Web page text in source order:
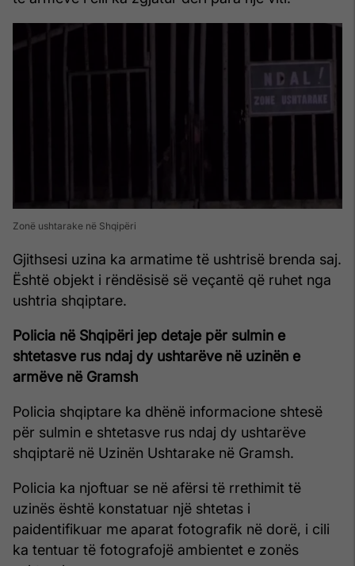
Zonë ushtarake në Shqipëri
Gjithsesi uzina ka armatime të ushtrisë brenda saj.
Është objekt i rëndësisë së veçantë që ruhet nga
ushtria shqiptare.
Policia në Shqipëri jep detaje për sulmin e
shtetasve rus ndaj dy ushtarëve në uzinën e
armëve në Gramsh
Policia shqiptare ka dhënë informacione shtesë
për sulmin e shtetasve rus ndaj dy ushtarëve
shqiptarë në Uzinën Ushtarake në Gramsh.
Policia ka njoftuar se në afërsi të rrethimit të
uzinës është konstatuar një shtetas i
paidentifikuar me aparat fotografik në dorë, i cili
ka tentuar të fotografojë ambientet e zonës